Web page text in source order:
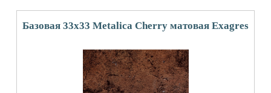
Базовая 33x33 Metalica Cherry матовая Exagres